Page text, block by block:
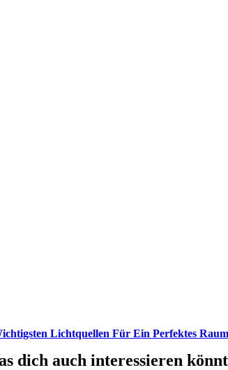
Lichtquellen Für Ein Perfektes
dich auch interessieren